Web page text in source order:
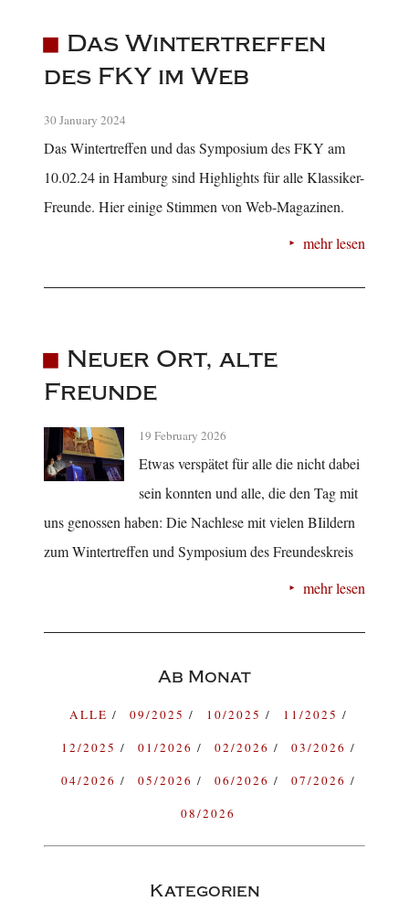
Das Wintertreffen
des FKY im Web
30 January 2024
Das Wintertreffen und das Symposium des FKY am
10.02.24 in Hamburg sind Highlights für alle Klassiker-
Freunde. Hier einige Stimmen von Web-Magazinen.
mehr lesen
Neuer Ort, alte
Freunde
19 February 2026
Etwas verspätet für alle die nicht dabei
sein konnten und alle, die den Tag mit
uns genossen haben: Die Nachlese mit vielen BIildern
zum Wintertreffen und Symposium des Freundeskreis
mehr lesen
Ab Monat
ALLE 09/2025 10/2025
11/2025
12/2025
01/2026 02/2026
03/2026
04/2026
05/2026 06/2026
07/2026
08/2026
Kategorien